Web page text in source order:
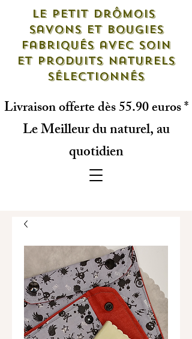
Le petit drômois
savons et bougies
fabriqués avec soin
et produits naturels
sélectionnés
Livraison offerte dès 55.90 euros *
Le Meilleur du naturel, au
quotidien